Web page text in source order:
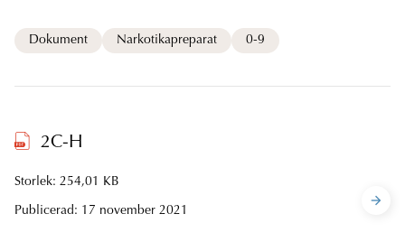
Dokument Narkotikapreparat 0-9
2C-H
Storlek: 254,01 KB
Publicerad: 17 november 2021